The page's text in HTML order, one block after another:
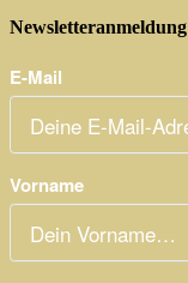
Newsletteranmeldung